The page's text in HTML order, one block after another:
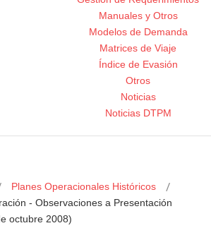
Manuales y Otros
Modelos de Demanda
Matrices de Viaje
Índice de Evasión
Otros
Noticias
Noticias DTPM
Planes Operacionales Históricos
- Observaciones a Presentación
octubre 2008)